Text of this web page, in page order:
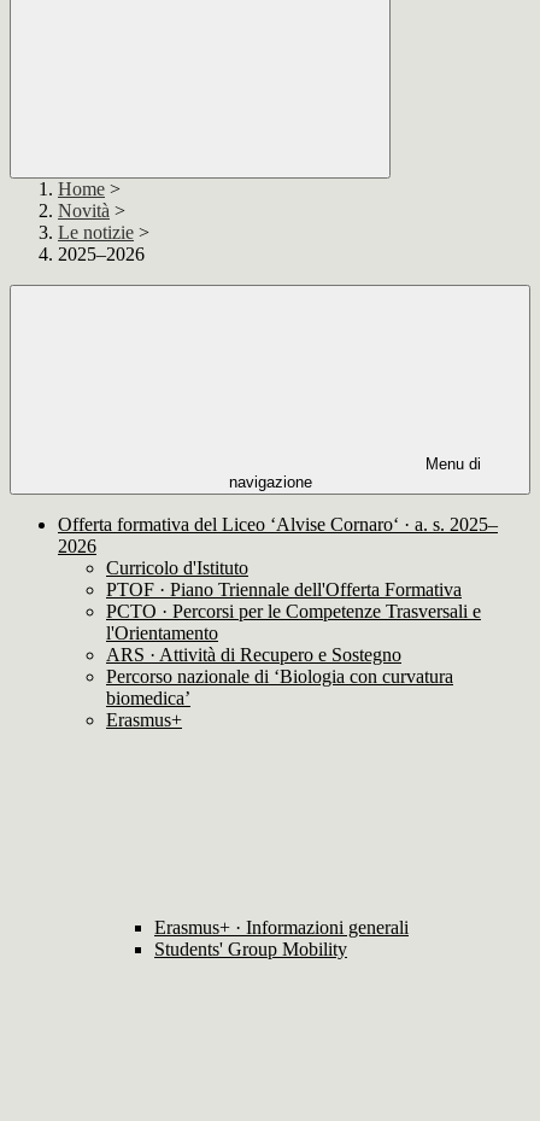
Home >
Novità >
Le notizie >
2025–2026
Menu di
navigazione
Offerta formativa del Liceo ‘Alvise Cornaro‘ · a. s. 2025–
2026
Curricolo d'Istituto
PTOF · Piano Triennale dell'Offerta Formativa
PCTO · Percorsi per le Competenze Trasversali e
l'Orientamento
ARS · Attività di Recupero e Sostegno
Percorso nazionale di ‘Biologia con curvatura
biomedica’
Erasmus+
Erasmus+ · Informazioni generali
Students' Group Mobility